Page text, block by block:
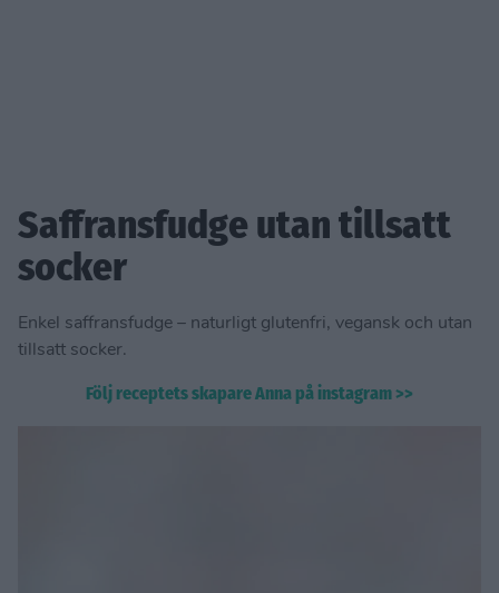
Saffransfudge utan tillsatt
socker
Enkel saffransfudge – naturligt glutenfri, vegansk och utan
tillsatt socker.
Följ receptets skapare Anna på instagram >>